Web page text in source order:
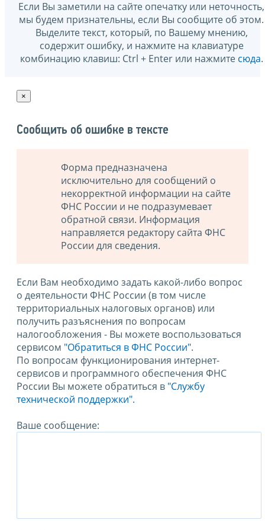
Если Вы заметили на сайте опечатку или неточность,
мы будем признательны, если Вы сообщите об этом.
Выделите текст, который, по Вашему мнению,
содержит ошибку, и нажмите на клавиатуре
комбинацию клавиш: Ctrl + Enter или нажмите сюда.
×
Сообщить об ошибке в тексте
Форма предназначена
исключительно для сообщений о
некорректной информации на сайте
ФНС России и не подразумевает
обратной связи. Информация
направляется редактору сайта ФНС
России для сведения.
Если Вам необходимо задать какой-либо вопрос
о деятельности ФНС России (в том числе
территориальных налоговых органов) или
получить разъяснения по вопросам
налогообложения - Вы можете воспользоваться
сервисом "Обратиться в ФНС России".
По вопросам функционирования интернет-
сервисов и программного обеспечения ФНС
России Вы можете обратиться в "Службу
технической поддержки".
Ваше сообщение: